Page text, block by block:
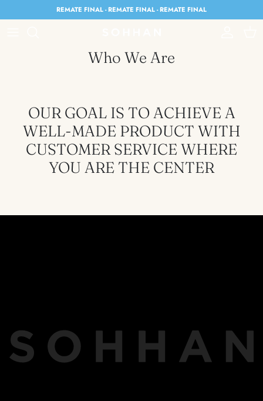
REMATE FINAL - REMATE FINAL - REMATE FINAL
Who We Are
OUR GOAL IS TO ACHIEVE A
WELL-MADE PRODUCT WITH
CUSTOMER SERVICE WHERE
YOU ARE THE CENTER